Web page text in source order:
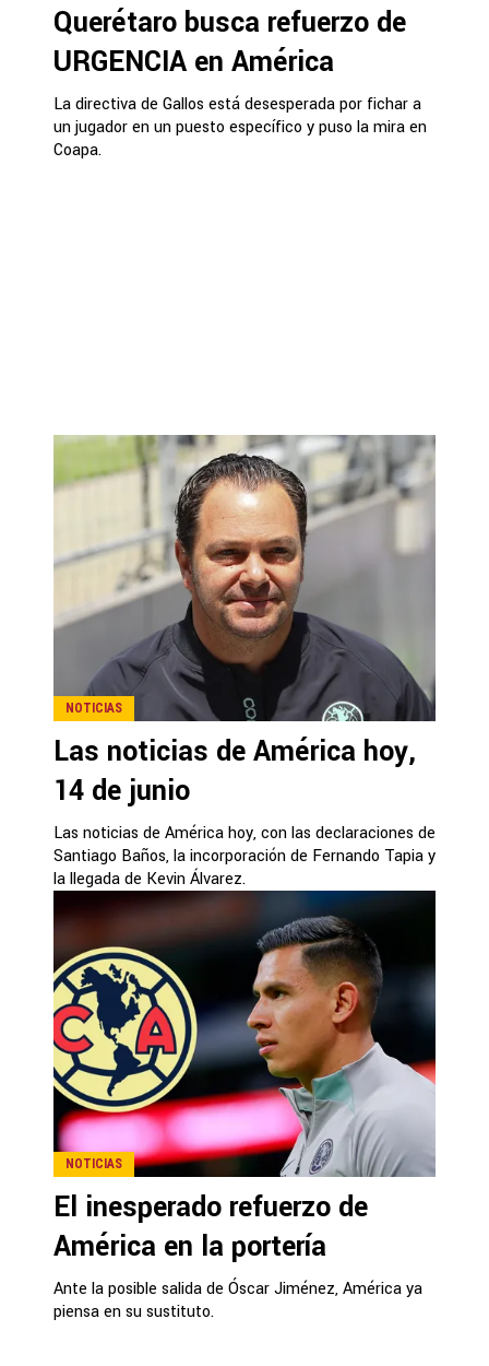
Querétaro busca refuerzo de
URGENCIA en América
La directiva de Gallos está desesperada por fichar a
un jugador en un puesto específico y puso la mira en
Coapa.
NOTICIAS
Las noticias de América hoy,
14 de junio
Las noticias de América hoy, con las declaraciones de
Santiago Baños, la incorporación de Fernando Tapia y
la llegada de Kevin Álvarez.
NOTICIAS
El inesperado refuerzo de
América en la portería
Ante la posible salida de Óscar Jiménez, América ya
piensa en su sustituto.